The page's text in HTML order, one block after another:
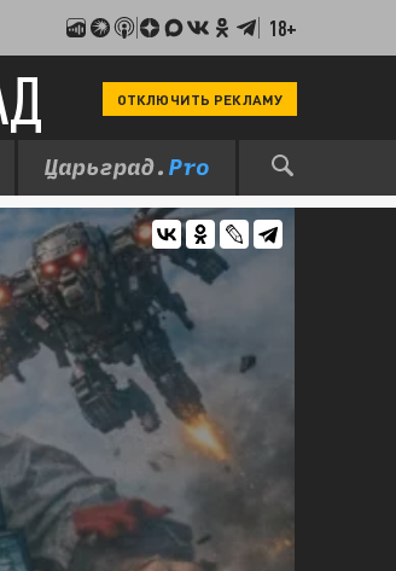
18+
ОТКЛЮЧИТЬ РЕКЛАМУ